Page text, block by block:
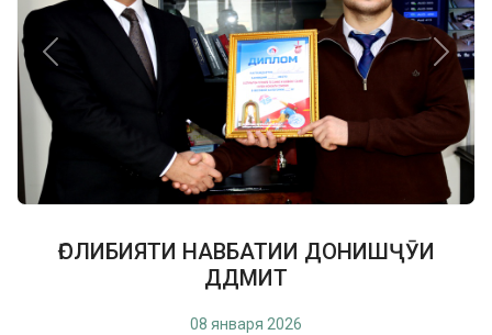
Previous Next
ҒОЛИБИЯТИ НАВБАТИИ ДОНИШҶӮИ
ДДМИТ
08 января 2026